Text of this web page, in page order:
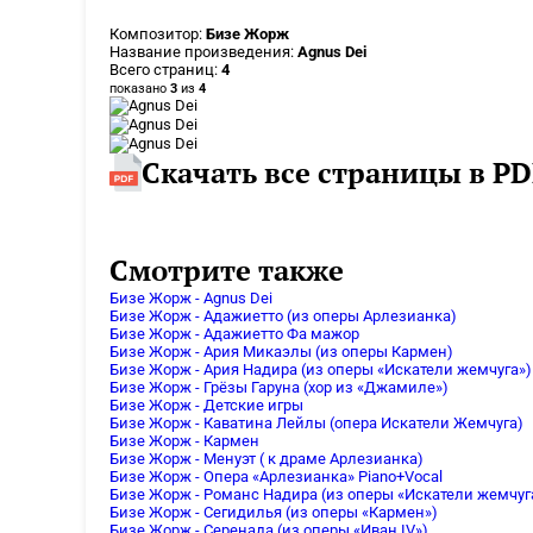
Композитор: Бизе Жорж
Название произведения: Agnus Dei
Всего страниц: 4
показано 3 из 4
Скачать все страницы в
Смотрите также
Бизе Жорж - Agnus Dei
Бизе Жорж - Адажиетто (из оперы Арлезианка)
Бизе Жорж - Адажиетто Фа мажор
Бизе Жорж - Ария Микаэлы (из оперы Кармен)
Бизе Жорж - Ария Надира (из оперы «Искатели жемчуга»)
Бизе Жорж - Грёзы Гаруна (хор из «Джамиле»)
Бизе Жорж - Детские игры
Бизе Жорж - Каватина Лейлы (опера Искатели Жемчуга)
Бизе Жорж - Кармен
Бизе Жорж - Менуэт ( к драме Арлезианка)
Бизе Жорж - Опера «Арлезианка» Piano+Vocal
Бизе Жорж - Романс Надира (из оперы «Искатели
Бизе Жорж - Сегидилья (из оперы «Кармен»)